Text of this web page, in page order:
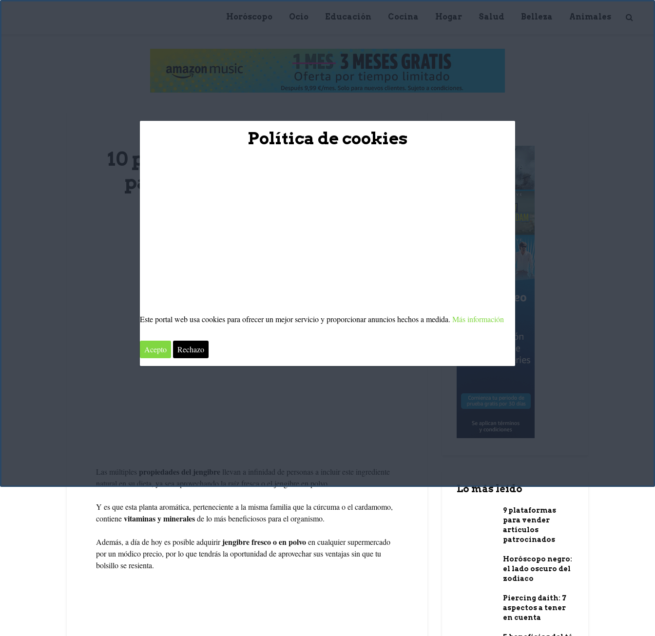
Horóscopo Ocio Educación Cocina Hogar Salud Belleza Animales
COCINA
10 propiedades del jengibre
para la belleza y la salud
Las múltiples propiedades del jengibre llevan a infinidad de personas a incluir este ingrediente
natural en su dieta, ya sea aprovechando la raíz fresca o el jengibre en polvo.
Y es que esta planta aromática, perteneciente a la misma familia que la cúrcuma o el cardamomo,
contienevitaminas y mineralesde lo más beneficiosos para el organismo.
Además, a día de hoy es posible adquirirjengibre fresco o en polvoen cualquier supermercado
por un módico precio, por lo que tendrás la oportunidad de aprovechar sus ventajas sin que tu
bolsillo se resienta.
Lo más leído
9 plataformas
para vender
artículos
patrocinados
Horóscopo negro:
el lado oscuro del
zodiaco
Piercing daith: 7
aspectos a tener
en cuenta
Política de cookies
Este portal web usa cookies para ofrecer un mejor servicio y proporcionar anuncios hechos a medida. Más información
Acepto Rechazo